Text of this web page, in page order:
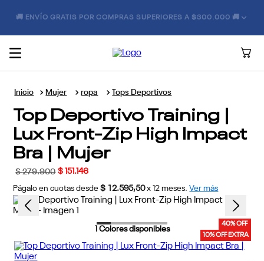
🚚 ENVÍO GRATIS POR COMPRAS SUPERIORES A $300.000 🚚
Mujer ropa Tops Deportivos
Top Deportivo Training |
Lux Front-Zip High Impact
Bra | Mujer
$ 279.900 $ 151 .146
Págalo en cuotas desde $ 12.595,50 x 12 meses. Ver más
40% OFF
10% OFF EXTRA
Colores disponibles